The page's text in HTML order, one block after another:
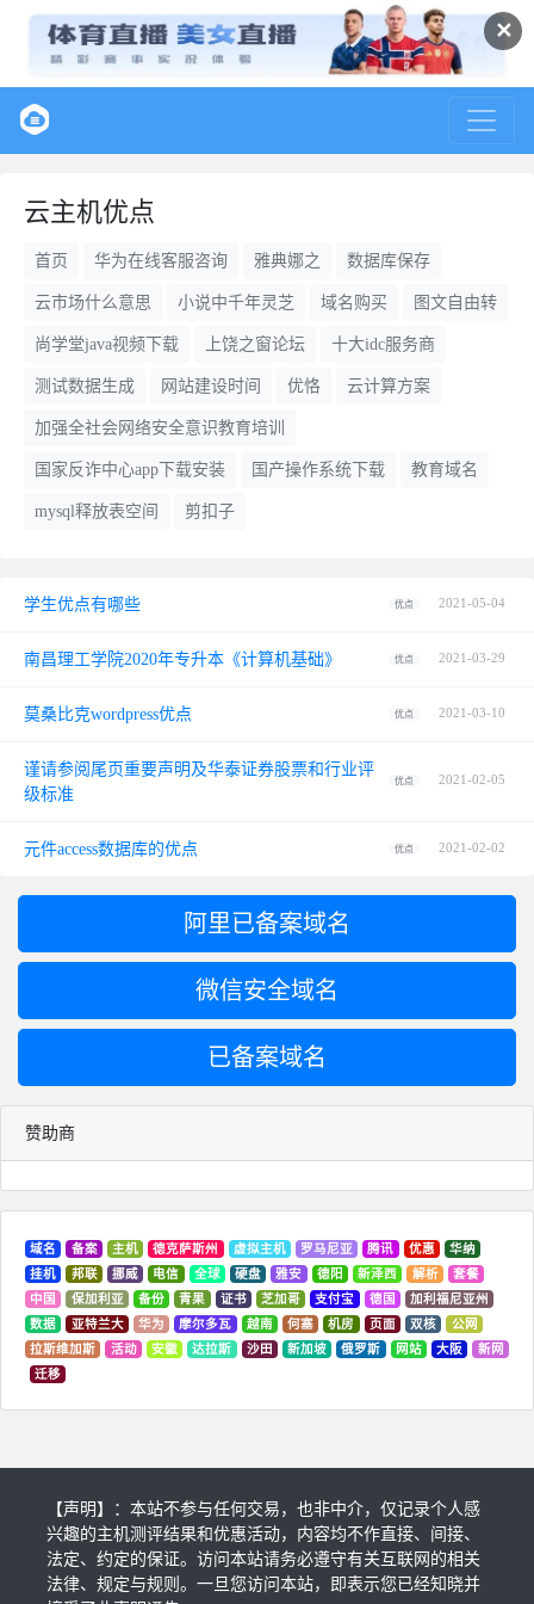
✕
云主机优点
首页 华为在线客服咨询 雅典娜之 数据库保存
云市场什么意思 小说中千年灵芝 域名购买 图文自由转
尚学堂java视频下载 上饶之窗论坛 十大idc服务商
测试数据生成 网站建设时间 优恪 云计算方案
加强全社会网络安全意识教育培训
国家反诈中心app下载安装 国产操作系统下载 教育域名
mysql释放表空间 剪扣子
学生优点有哪些 优点 2021-05-04
南昌理工学院2020年专升本《计算机基础》 优点 2021-03-29
莫桑比克wordpress优点 优点 2021-03-10
谨请参阅尾页重要声明及华泰证券股票和行业评
级标准
优点 2021-02-05
元件access数据库的优点 优点 2021-02-02
阿里已备案域名
微信安全域名
已备案域名
赞助商
域名 备案 主机 德克萨斯州 虚拟主机 罗马尼亚 腾讯 优惠
华纳
挂机
邦联 挪威 电信 全球 硬盘 雅安 德阳 新泽西 解析
套餐
中国
保加利亚 备份 青果 证书 芝加哥 支付宝 德国
加利福尼亚州
数据
亚特兰大 华为 摩尔多瓦 越南 何塞 机房 页面 双核
公网
拉斯维加斯
活动 安徽 达拉斯 沙田 新加坡 俄罗斯 网站 大阪
新网
迁移
【声明】：本站不参与任何交易，也非中介，仅记录个人感
兴趣的主机测评结果和优惠活动，内容均不作直接、间接、
法定、约定的保证。访问本站请务必遵守有关互联网的相关
法律、规定与规则。一旦您访问本站，即表示您已经知晓并